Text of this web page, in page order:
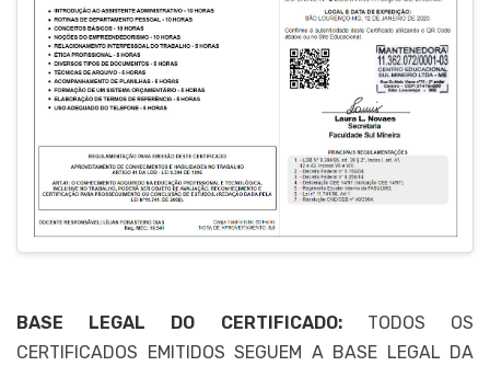
BASE LEGAL DO CERTIFICADO:TODOS OS
CERTIFICADOS EMITIDOS SEGUEM A BASE LEGAL DA